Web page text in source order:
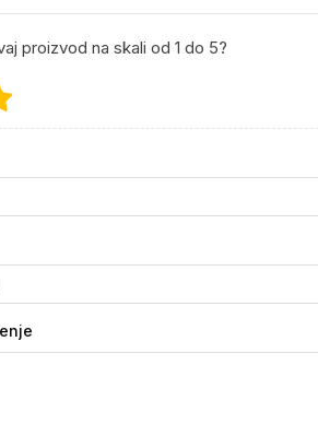
proizvod na skali od 1 do 5?